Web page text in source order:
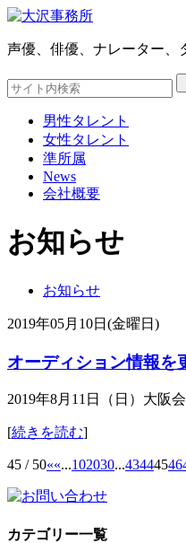
声優、俳優、ナレーター、
男性タレント
女性タレント
準所属
News
会社概要
お知らせ
お知らせ
2019年05月10日(金曜日)
オーディション情報を
2019年8月11日（日）大阪
[続きを読む]
45 / 50««...102030...43444546
カテゴリー一覧